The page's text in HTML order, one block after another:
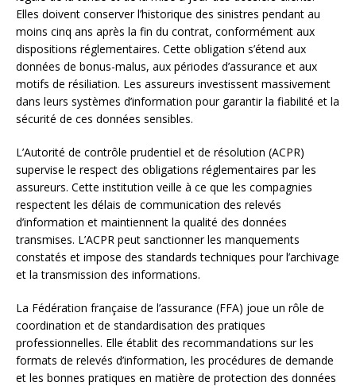
Elles doivent conserver l’historique des sinistres pendant au
moins cinq ans après la fin du contrat, conformément aux
dispositions réglementaires. Cette obligation s’étend aux
données de bonus-malus, aux périodes d’assurance et aux
motifs de résiliation. Les assureurs investissent massivement
dans leurs systèmes d’information pour garantir la fiabilité et la
sécurité de ces données sensibles.
L’Autorité de contrôle prudentiel et de résolution (ACPR)
supervise le respect des obligations réglementaires par les
assureurs. Cette institution veille à ce que les compagnies
respectent les délais de communication des relevés
d’information et maintiennent la qualité des données
transmises. L’ACPR peut sanctionner les manquements
constatés et impose des standards techniques pour l’archivage
et la transmission des informations.
La Fédération française de l’assurance (FFA) joue un rôle de
coordination et de standardisation des pratiques
professionnelles. Elle établit des recommandations sur les
formats de relevés d’information, les procédures de demande
et les bonnes pratiques en matière de protection des données